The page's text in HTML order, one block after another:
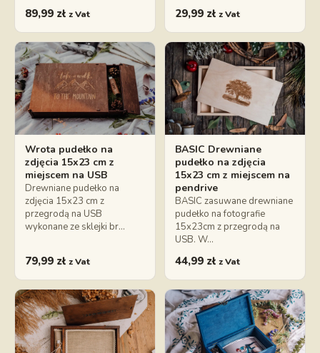
89,99 zł z Vat 29,99 zł z Vat
Wrota pudełko na
zdjęcia 15x23 cm z
miejscem na USB
Drewniane pudełko na
zdjęcia 15x23 cm z
przegrodą na USB
wykonane ze sklejki br…
79,99 zł z Vat
BASIC Drewniane
pudełko na zdjęcia
15x23 cm z miejscem na
pendrive
BASIC zasuwane drewniane
pudełko na fotografie
15x23cm z przegrodą na
USB. W…
44,99 zł z Vat